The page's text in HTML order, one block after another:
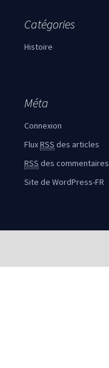
Catégories
Histoire
Méta
Connexion
FluxRSS des articles
RSS des commentaires
Site de WordPress-FR